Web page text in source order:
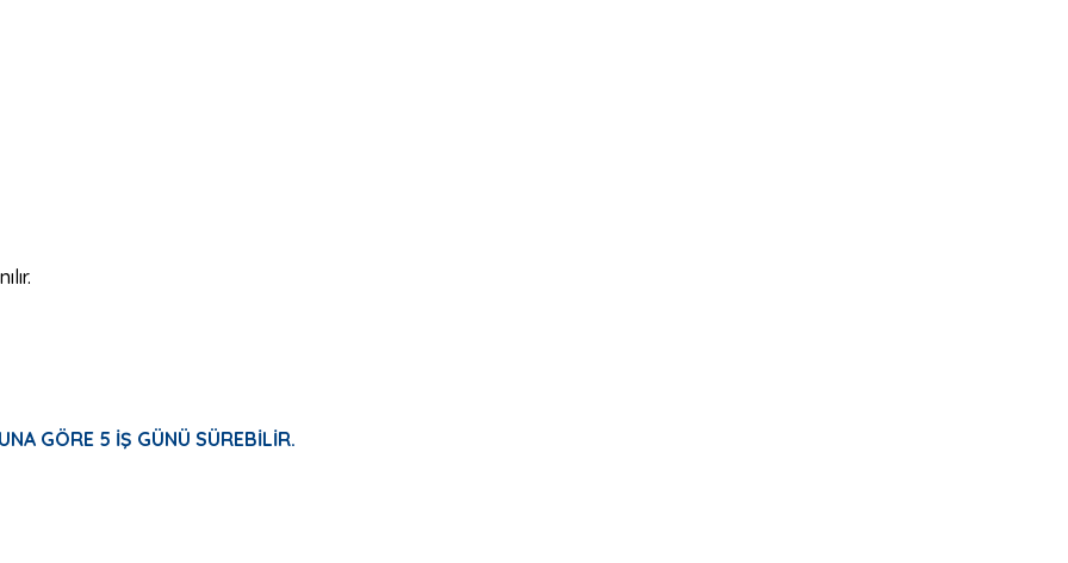
GÖRE 5 İŞ GÜNÜ SÜREBİLİR.